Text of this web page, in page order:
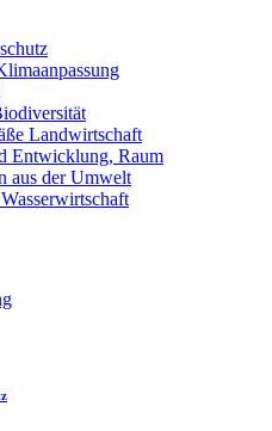
Landwirtschaft
Entwicklung, Raum
aus der Umwelt